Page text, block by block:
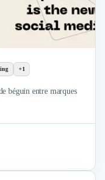
+1
béguin entre marques